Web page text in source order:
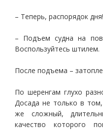
– Теперь, распорядок дня!
– Подъем судна на
Воспользуйтесь штилем.
После подъема –
По шеренгам глухо
Досада не только в
же сложный,
качество которого